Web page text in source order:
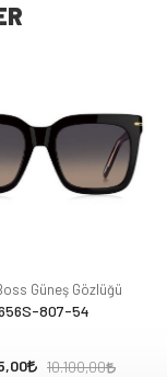
Güneş Gözlüğü
807-54
10.100,00